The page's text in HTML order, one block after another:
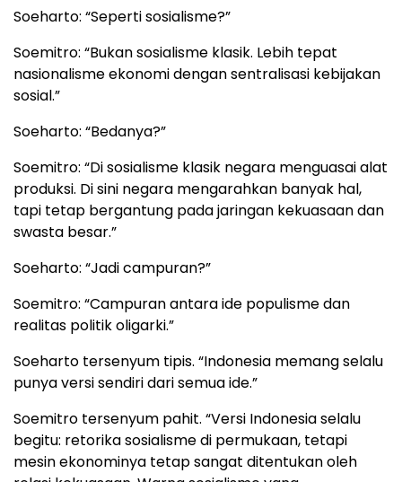
Soeharto: “Seperti sosialisme?”
Soemitro: “Bukan sosialisme klasik. Lebih tepat
nasionalisme ekonomi dengan sentralisasi kebijakan
sosial.”
Soeharto: “Bedanya?”
Soemitro: “Di sosialisme klasik negara menguasai alat
produksi. Di sini negara mengarahkan banyak hal,
tapi tetap bergantung pada jaringan kekuasaan dan
swasta besar.”
Soeharto: “Jadi campuran?”
Soemitro: “Campuran antara ide populisme dan
realitas politik oligarki.”
Soeharto tersenyum tipis. “Indonesia memang selalu
punya versi sendiri dari semua ide.”
Soemitro tersenyum pahit. “Versi Indonesia selalu
begitu: retorika sosialisme di permukaan, tetapi
mesin ekonominya tetap sangat ditentukan oleh